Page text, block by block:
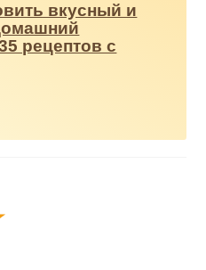
вкусный и
рецептов с